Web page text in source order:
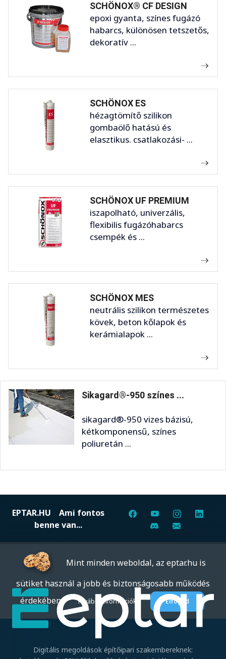
SCHÖNOX® CF DESIGN
epoxi gyanta, színes fugázó
habarcs, különösen tetszetős,
dekoratív ...
SCHÖNOX ES
hézagtömítő szilikon
gombaölő hatású és
elasztikus. csatlakozási- ...
SCHÖNOX UF PREMIUM
iszapolható, univerzális,
flexibilis fugázóhabarcs
csempék és ...
SCHÖNOX MES
neutrális szilikon természetes
kövek, beton kőlapok és
kerámialapok ...
Sikagard®-950 színes ...
sikagard®-950 vizes bázisú,
kétkomponensű, színes
poliuretán ...
EPTAR.HU Ami fontos
benne van...
Digitális megoldások építőipari szakembereknek:
Mint minden weboldal, az eptar.hu is
sütiket használ a jobb és biztonságosabb működés
érdekében.További információk Elfogad